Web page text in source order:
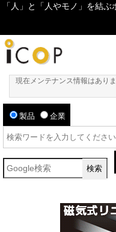
「人」と「人やモノ」を結ぶ
現在メンテナンス情報はあり
製品 企業